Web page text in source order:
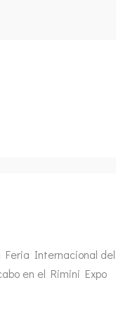
Internacional del
en el Rimini Expo